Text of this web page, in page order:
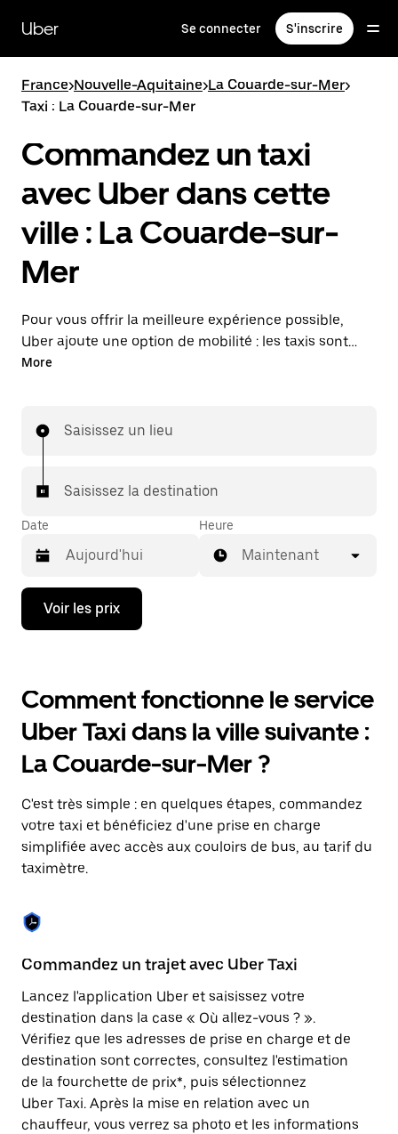
contenu
principal
Uber Se connecter S'inscrire
France>Nouvelle-Aquitaine>La Couarde-sur-Mer>
Taxi : La Couarde-sur-Mer
Commandez un taxi
avec Uber dans cette
ville : La Couarde-sur-
Mer
Pour vous offrir la meilleure expérience possible,
Uber ajoute une option de mobilité : les taxis sont
maintenant disponibles dans l'application. Uber Taxi :
More
Saisissez un lieu
Saisissez la destination
Date
Appuyez
la
bas
pour
ouvrir
le
calendrier
et
une
date.
Appuyez
sur
la
pour
fermer
calendrier.
Heure
Maintenant
Voir les prix
Comment fonctionne le service
Uber Taxi dans la ville suivante :
La Couarde-sur-Mer ?
C'est très simple : en quelques étapes, commandez
votre taxi et bénéficiez d'une prise en charge
simplifiée avec accès aux couloirs de bus, au tarif du
taximètre.
Commandez un trajet avec Uber Taxi
Lancez l'application Uber et saisissez votre
destination dans la case « Où allez-vous ? ».
Vérifiez que les adresses de prise en charge et de
destination sont correctes, consultez l'estimation
de la fourchette de prix*, puis sélectionnez
Uber Taxi. Après la mise en relation avec un
chauffeur, vous verrez sa photo et les informations